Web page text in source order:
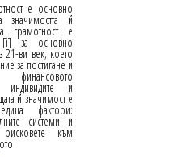
е основно
й
грамотност е
[i] за основно
21-ви век, което
за постигане и
индивидите и
й значимост е
фактори:
системи и
към